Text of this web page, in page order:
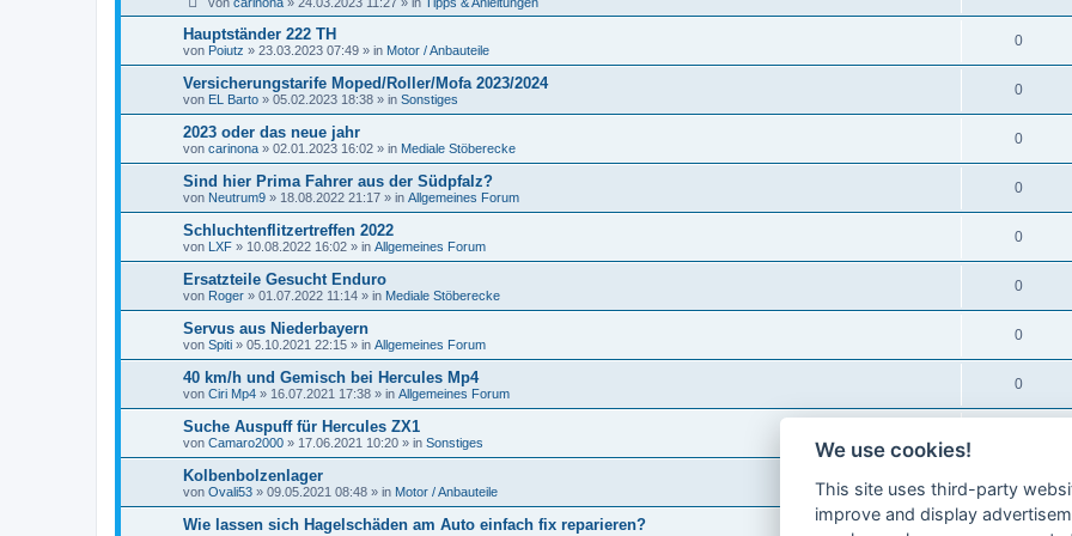
Hauptständer 222 TH
von Poiutz » 23.03.2023 07:49 » in Motor / Anbauteile
0
Versicherungstarife Moped/Roller/Mofa 2023/2024
von EL Barto » 05.02.2023 18:38 » in Sonstiges
0
2023 oder das neue jahr
von carinona » 02.01.2023 16:02 » in Mediale Stöberecke
0
Sind hier Prima Fahrer aus der Südpfalz?
von Neutrum9 » 18.08.2022 21:17 » in Allgemeines Forum
0
Schluchtenflitzertreffen 2022
von LXF » 10.08.2022 16:02 » in Allgemeines Forum
0
Ersatzteile Gesucht Enduro
von Roger » 01.07.2022 11:14 » in Mediale Stöberecke
0
Servus aus Niederbayern
von Spiti » 05.10.2021 22:15 » in Allgemeines Forum
0
40 km/h und Gemisch bei Hercules Mp4
von Ciri Mp4 » 16.07.2021 17:38 » in Allgemeines Forum
0
Suche Auspuff für Hercules ZX1
von Camaro2000 » 17.06.2021 10:20 » in Sonstiges
Kolbenbolzenlager
von Ovali53 » 09.05.2021 08:48 » in Motor / Anbauteile
Wie lassen sich Hagelschäden am Auto einfach fix reparieren?
We use cookies!
This site uses third-party
improve and display